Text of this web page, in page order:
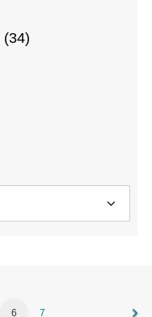
(34)
6 7